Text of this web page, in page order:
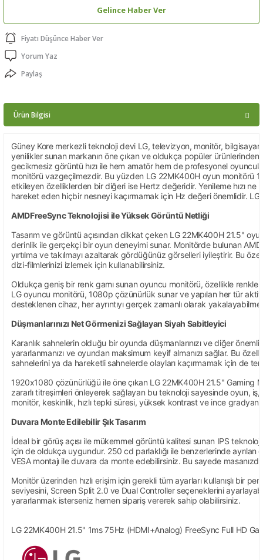
Gelince Haber Ver
Fiyatı Düşünce Haber Ver
Yorum Yaz
Paylaş
Ürün Bilgisi
Güney Kore merkezli teknoloji devi LG, televizyon, monitör, bilgisayar
yenilikler sunan markanın öne çıkan ve oldukça popüler
gecikmesiz görüntü hızı ile hem amatör hem de profesyonel
monitörü vazgeçilmezdir. Bu yüzden LG 22MK400H oyun monitörü 1
etkileyen özelliklerden bir diğeri ise Hertz değeridir. Yenileme hızı
hareket eden hiçbir nesneyi kaçırmamak için Hz değeri önemlidir.
AMDFreeSync Teknolojisi ile Yüksek Görüntü Netliği
Tasarım ve görüntü açısından dikkat çeken LG 22MK400H 21.5"
derinlik ile gerçekçi bir oyun deneyimi sunar. Monitörde bulunan
yırtılma ve takılmayı azaltarak gördüğünüz görselleri iyileştirir. Bu
dizi-filmlerinizi izlemek için kullanabilirsiniz.
Oldukça geniş bir renk gamı sunan oyuncu monitörü, özellikle
LG oyuncu monitörü, 1080p çözünürlük sunar ve yapılan her tür
desteklenen cihaz, her ayrıntıyı gerçek zamanlı olarak
Düşmanlarınızı Net Görmenizi Sağlayan Siyah Sabitleyici
Karanlık sahnelerin olduğu bir oyunda düşmanlarınızı ve diğer
yararlanmanızı ve oyundan maksimum keyif almanızı sağlar. Bu
sahnelerini ya da hareketli sahnelerde olayları kaçırmamak için de
1920x1080 çözünürlüğü ile öne çıkan LG 22MK400H 21.5" Gaming
zararlı titreşimleri önleyerek sağlayan bu teknoloji sayesinde oyun,
monitör, keskinlik, hızlı tepki süresi, yüksek kontrast ve ince
Duvara Monte Edilebilir Şık Tasarım
İdeal bir görüş açısı ile mükemmel görüntü kalitesi sunan IPS
için de oldukça uygundur. 250 cd parlaklığı ile benzerlerinde
VESA montajı ile duvara da monte edebilirsiniz. Bu sayede
Monitör üzerinden hızlı erişim için gerekli tüm ayarları kullanışlı bir
seviyesini, Screen Split 2.0 ve Dual Controller seçeneklerini
yararlanmak isterseniz hemen sipariş vererek sahip olabilirsiniz.
LG 22MK400H 21.5" 1ms 75Hz (HDMI+Analog) FreeSync Full HD